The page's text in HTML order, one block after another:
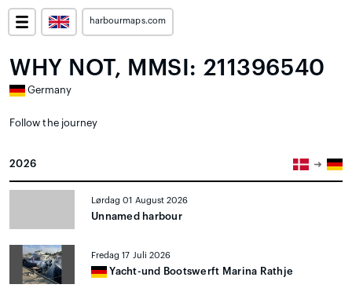
harbourmaps.com
WHY NOT, MMSI: 211396540
Germany
Follow the journey
2026
Lørdag 01 August 2026
Unnamed harbour
Fredag 17 Juli 2026
Yacht-und Bootswerft Marina Rathje